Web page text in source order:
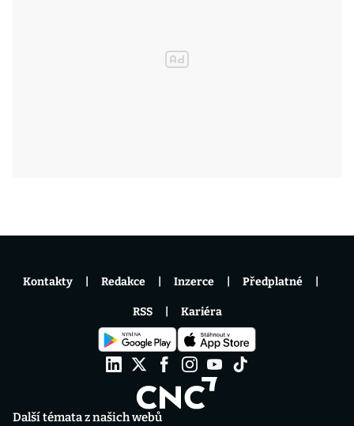
Další témata z našich webů
Kontakty Redakce Inzerce Předplatné
RSS Kariéra